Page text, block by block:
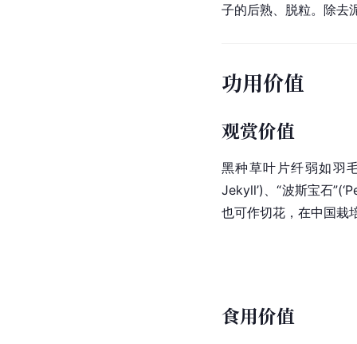
子的后熟、脱粒。除去
功用价值
观赏价值
黑种草叶片纤弱如羽
Jekyll’)、“波斯宝石
也可作切花，在中国栽
食用价值